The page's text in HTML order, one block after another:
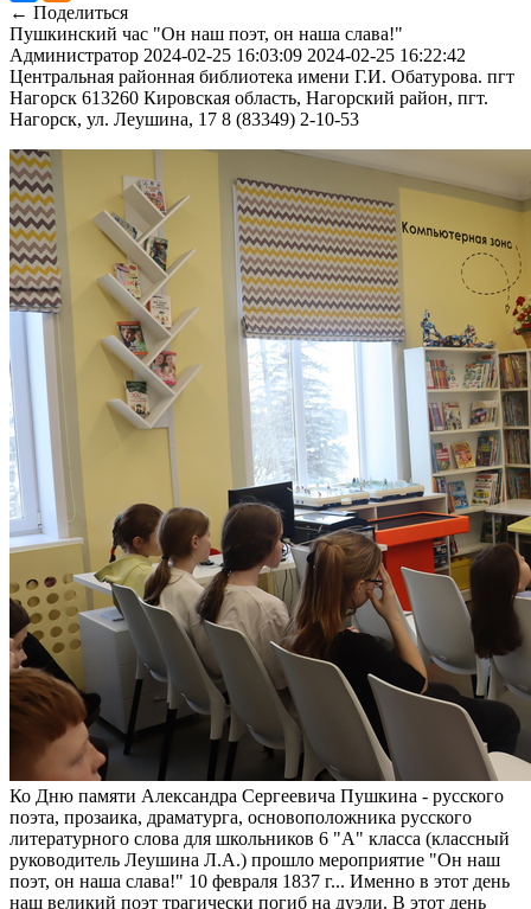
← Поделиться
Пушкинский час "Он наш поэт, он наша слава!"
Администратор 2024-02-25 16:03:09 2024-02-25 16:22:42
Центральная районная библиотека имени Г.И. Обатурова. пгт
Нагорск 613260 Кировская область, Нагорский район, пгт.
Нагорск, ул. Леушина, 17 8 (83349) 2-10-53
Ко Дню памяти Александра Сергеевича Пушкина - русского
поэта, прозаика, драматурга, основоположника русского
литературного слова для школьников 6 "А" класса (классный
руководитель Леушина Л.А.) прошло мероприятие "Он наш
поэт, он наша слава!" 10 февраля 1837 г... Именно в этот день
наш великий поэт трагически погиб на дуэли. В этот день